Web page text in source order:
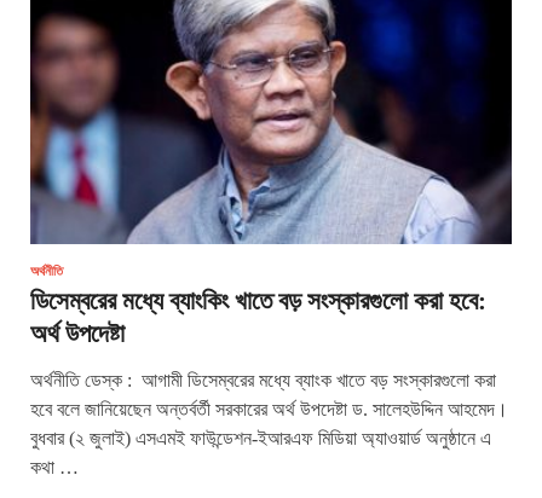
অর্থনীতি
ডিসেম্বরের মধ্যে ব্যাংকিং খাতে বড় সংস্কারগুলো করা হবে:
অর্থ উপদেষ্টা
অর্থনীতি ডেস্ক : আগামী ডিসেম্বরের মধ্যে ব্যাংক খাতে বড় সংস্কারগুলো করা
হবে বলে জানিয়েছেন অন্তর্বর্তী সরকারের অর্থ উপদেষ্টা ড. সালেহউদ্দিন আহমেদ।
বুধবার (২ জুলাই) এসএমই ফাউন্ডেশন-ইআরএফ মিডিয়া অ্যাওয়ার্ড অনুষ্ঠানে এ
কথা …